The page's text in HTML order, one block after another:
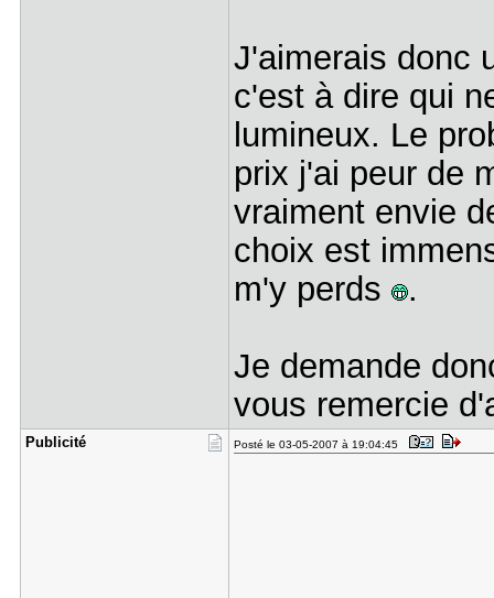
J'aimerais donc
c'est à dire qui
lumineux. Le
prix j'ai peur de
vraiment envie
choix est
m'y perds
.
Je demande
vous remercie
Publicité Posté le 03-05-2007 à 19:04:45